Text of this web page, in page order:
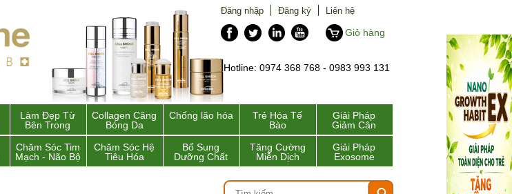
Đăng nhập Đăng ký
Liên hệ
Giỏ hàng
Hotline: 0974 368 768 - 0983 993 131
Làm Đẹp Từ
Bên Trong
Collagen Căng
Bóng Da
Chống lão hóa
Trẻ Hóa Tế
Bào
Giải Pháp
Giảm Cân
Chăm Sóc Tim
Mạch - Não Bộ
Chăm Sóc Hệ
Tiêu Hóa
Bổ Sung
Dưỡng Chất
Tăng Cường
Miễn Dịch
Giải Pháp
Exosome